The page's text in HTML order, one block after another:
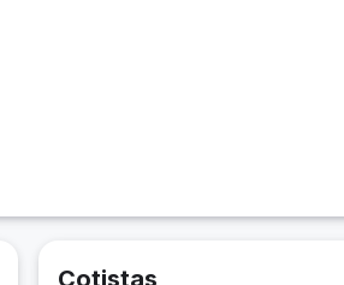
Cotistas